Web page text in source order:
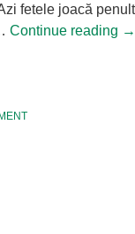
fetele joacă
Continue reading →